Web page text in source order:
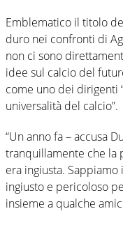
Emblematico il titolo
duro nei confronti di
non ci sono
idee sul calcio del
come uno dei dirigenti
universalità del calcio”.
“Un anno fa – accusa
tranquillamente che la
era ingiusta.
ingiusto e pericoloso
insieme a qualche